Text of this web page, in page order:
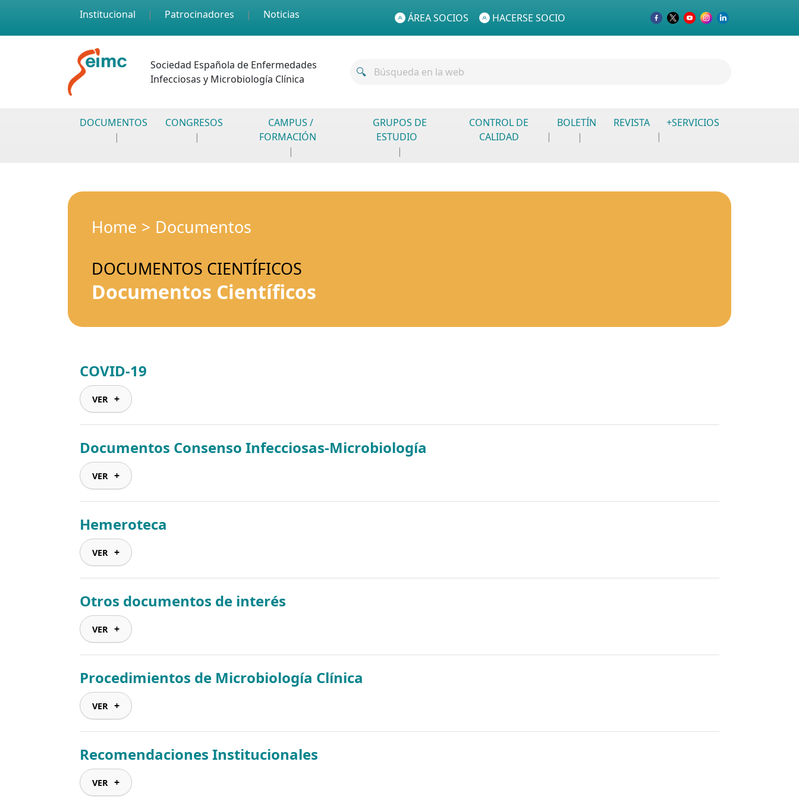
Institucional Patrocinadores Noticias ÁREA SOCIOS HACERSE SOCIO
Sociedad Española de Enfermedades
Infecciosas y Microbiología Clínica
DOCUMENTOS CONGRESOS
CAMPUS /
FORMACIÓN
GRUPOS DE
ESTUDIO
CONTROL DE
CALIDAD
BOLETÍN REVISTA +SERVICIOS
Home
Documentos
DOCUMENTOS CIENTÍFICOS
Documentos Científicos
COVID-19
VER
Documentos Consenso Infecciosas-Microbiología
VER
Hemeroteca
VER
Otros documentos de interés
VER
Procedimientos de Microbiología Clínica
VER
Recomendaciones Institucionales
VER